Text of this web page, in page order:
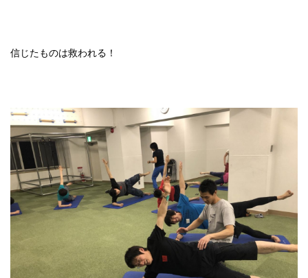
信じたものは救われる！